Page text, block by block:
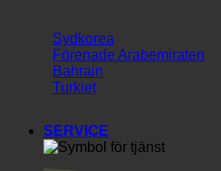
Sydkorea
Förenade Arabemiraten
Bahrain
Turkiet
SERVICE